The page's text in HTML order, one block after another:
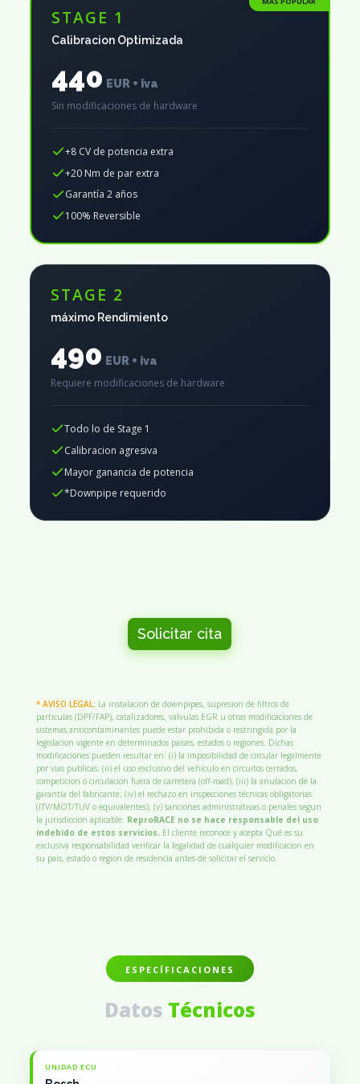
STAGE 1
Calibracion Optimizada
440 EUR + iva
Sin modificaciones de hardware
+8 CV de potencia extra
+20 Nm de par extra
Garantía 2 años
100% Reversible
STAGE 2
máximo Rendimiento
490 EUR + iva
Requiere modificaciones de hardware
Todo lo de Stage 1
Calibracion agresiva
Mayor ganancia de potencia
*Downpipe requerido
Solicitar cita
* AVISO LEGAL: La instalacion de downpipes, supresion de filtros de
particulas (DPF/FAP), catalizadores, valvulas EGR u otras modificaciones de
sistemas anticontaminantes puede estar prohibida o restringida por la
legislacion vigente en determinados paises, estados o regiones. Dichas
modificaciones pueden resultar en: (i) la imposibilidad de circular legalmente
por vias publicas; (ii) el uso exclusivo del vehículo en circuitos cerrados,
competicion o circulacion fuera de carretera (off-road); (iii) la anulacion de la
garantía del fabricante; (iv) el rechazo en inspecciones técnicas obligatorias
(ITV/MOT/TUV o equivalentes); (v) sanciones administrativas o penales segun
la jurisdiccion aplicable. ReproRACE no se hace responsable del uso
indebido de estos servicios. El cliente reconoce y acepta Qué es su
exclusiva responsabilidad verificar la legalidad de cualquier modificacion en
su pais, estado o region de residencia antes de solicitar el servicio.
ESPECÍFICACIONES
Datos Técnicos
UNIDAD ECU